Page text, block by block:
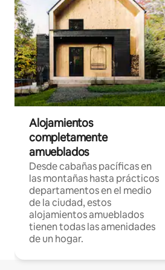
Alojamientos
completamente
amueblados
Desde cabañas pacíficas en
las montañas hasta prácticos
departamentos en el medio
de la ciudad, estos
alojamientos amueblados
tienen todas las amenidades
de un hogar.